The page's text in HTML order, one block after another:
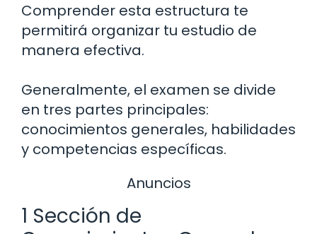
Comprender esta estructura te
permitirá organizar tu estudio de
manera efectiva.
Generalmente, el examen se divide
en tres partes principales:
conocimientos generales, habilidades
y competencias específicas.
Anuncios
1 Sección de